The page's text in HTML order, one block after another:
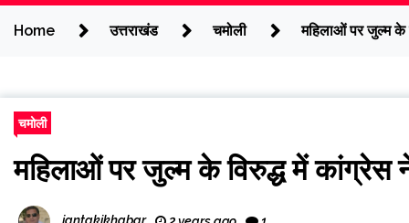
Home उत्तराखंड चमोली महिलाओं पर जुल्म के
चमोली
महिलाओं पर जुल्म के विरुद्ध में कांग्रेस